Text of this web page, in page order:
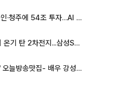
SK하이닉스, 용인·청주에 54조 투자…AI 메모리 생산기지 키운다
[특징주] 반도체 온기 탄 2차전지...삼성SDI, 장 초반 7% 넘게 껑충
'2TV 생생정보' 오늘방송맛집- 배우 강성진 단골! 쌀국수ㆍ푸팟퐁 커리 맛집 '블○○○'